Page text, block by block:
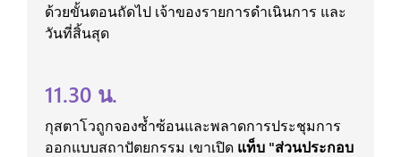
ด้วยขั้นตอนถัดไป เจ้าของรายการดำเนินการ และ
วันที่สิ้นสุด
11.30 น.
กุสตาโวถูกจองซ้ำซ้อนและพลาดการประชุมการ
ออกแบบสถาปัตยกรรม เขาเปิด แท็บ "ส่วนประกอบ